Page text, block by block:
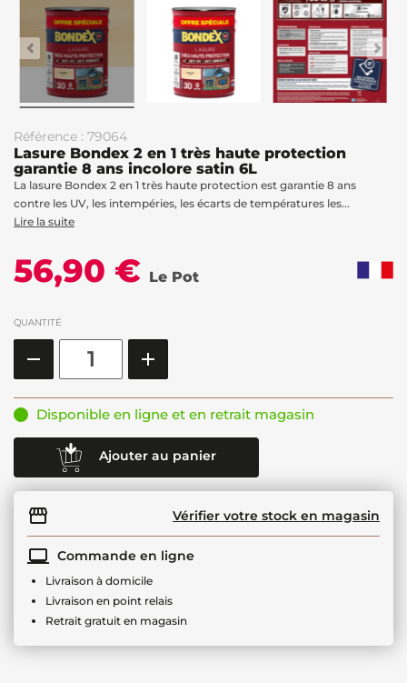
Référence : 79064
Lasure Bondex 2 en 1 très haute protection
garantie 8 ans incolore satin 6L
La lasure Bondex 2 en 1 très haute protection est garantie 8 ans
contre les UV, les intempéries, les écarts de températures les...
Lire la suite
56,90 € Le Pot
QUANTITÉ
Disponible en ligne et en retrait magasin
Ajouter au panier
Vérifier votre stock en magasin
Commande en ligne
Livraison à domicile
Livraison en point relais
Retrait gratuit en magasin